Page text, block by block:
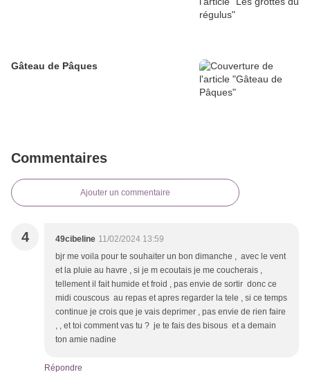
Gâteau de Pâques
Commentaires
Ajouter un commentaire
4 49cibeline 11/02/2024 13:59
bjr me voila pour te souhaiter un bon dimanche , avec le vent
et la pluie au havre , si je m ecoutais je me coucherais ,
tellement il fait humide et froid , pas envie de sortir donc ce
midi couscous au repas et apres regarder la tele , si ce temps
continue je crois que je vais deprimer , pas envie de rien faire
, , et toi comment vas tu ? je te fais des bisous et a demain
ton amie nadine
Répondre